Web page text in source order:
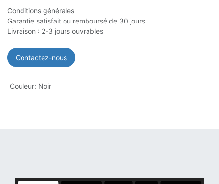
Conditions générales
Garantie satisfait ou remboursé de 30 jours
Livraison : 2-3 jours ouvrables
Contactez-nous
Couleur: Noir